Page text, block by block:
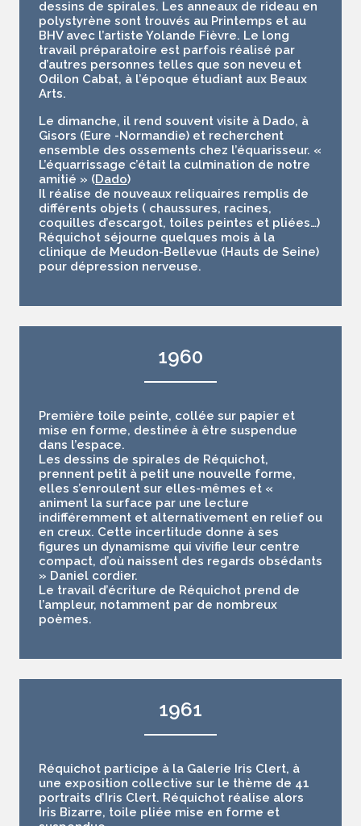
dessins de spirales. Les anneaux de rideau en
polystyrène sont trouvés au Printemps et au
BHV avec l’artiste Yolande Fièvre. Le long
travail préparatoire est parfois réalisé par
d’autres personnes telles que son neveu et
Odilon Cabat, à l’époque étudiant aux Beaux
Arts.
Le dimanche, il rend souvent visite à Dado, à
Gisors (Eure -Normandie) et recherchent
ensemble des ossements chez l’équarisseur. «
L’équarrissage c’était la culmination de notre
amitié » (Dado)
Il réalise de nouveaux reliquaires remplis de
différents objets ( chaussures, racines,
coquilles d’escargot, toiles peintes et pliées…)
Réquichot séjourne quelques mois à la
clinique de Meudon-Bellevue (Hauts de Seine)
pour dépression nerveuse.
1960
Première toile peinte, collée sur papier et
mise en forme, destinée à être suspendue
dans l’espace.
Les dessins de spirales de Réquichot,
prennent petit à petit une nouvelle forme,
elles s’enroulent sur elles-mêmes et «
animent la surface par une lecture
indifféremment et alternativement en relief ou
en creux. Cette incertitude donne à ses
figures un dynamisme qui vivifie leur centre
compact, d’où naissent des regards obsédants
» Daniel cordier.
Le travail d’écriture de Réquichot prend de
l’ampleur, notamment par de nombreux
poèmes.
1961
Réquichot participe à la Galerie Iris Clert, à
une exposition collective sur le thème de 41
portraits d’Iris Clert. Réquichot réalise alors
Iris Bizarre, toile pliée mise en forme et